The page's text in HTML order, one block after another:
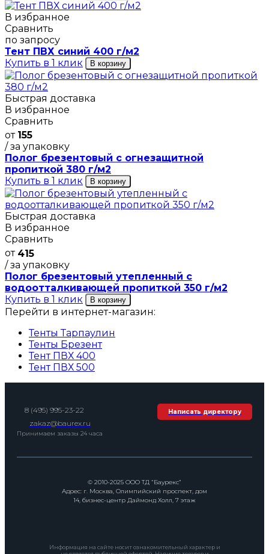
В избранное
Сравнить
по запросу
Тент ПВХ синий 400 г/м2
Купить в 1 клик
В корзину
Быстрая доставка
В избранное
Сравнить
от 155
/ за упаковку
Полог брезентовый с огнезащитной
пропиткой 380 г/м2
Купить в 1 клик
В корзину
Быстрая доставка
В избранное
Сравнить
от 415
/ за упаковку
Полог брезентовый утепленный с
водоотталкивающей пропиткой 350 г/м2
Купить в 1 клик
В корзину
Перейти в интернет-магазин:
Тенты Тарпаулин
Тенты Брезент
Тент ПВХ 400
Тент ПВХ 500
8 (495) 995-23-22
zakaz@baurex.ru
Принимаем заказы 24 часа
Написать директору
© 2010-2025 ООО ТД “Баурекс”
Адрес: г. Москва, Олимпийский проспект, дом
14, бизнес-центр Даймонд Холл, 7 этаж
Информация на сайте носит ознакомительный характер и